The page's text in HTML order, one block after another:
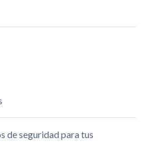
de seguridad para tus